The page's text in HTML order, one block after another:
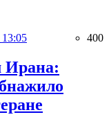
13:05 400
Ирана: